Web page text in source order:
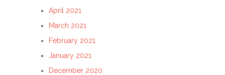
April 2021
March 2021
February 2021
January 2021
December 2020